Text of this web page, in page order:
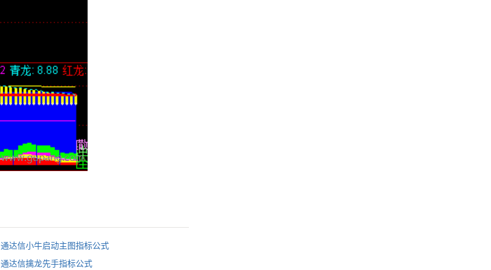
通达信小牛启动主图指标公式
通达信擒龙先手指标公式